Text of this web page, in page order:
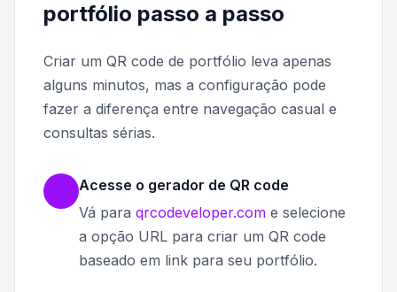
portfólio passo a passo
Criar um QR code de portfólio leva apenas
alguns minutos, mas a configuração pode
fazer a diferença entre navegação casual e
consultas sérias.
Acesse o gerador de QR code
Vá para qrcodeveloper.com e selecione
a opção URL para criar um QR code
baseado em link para seu portfólio.